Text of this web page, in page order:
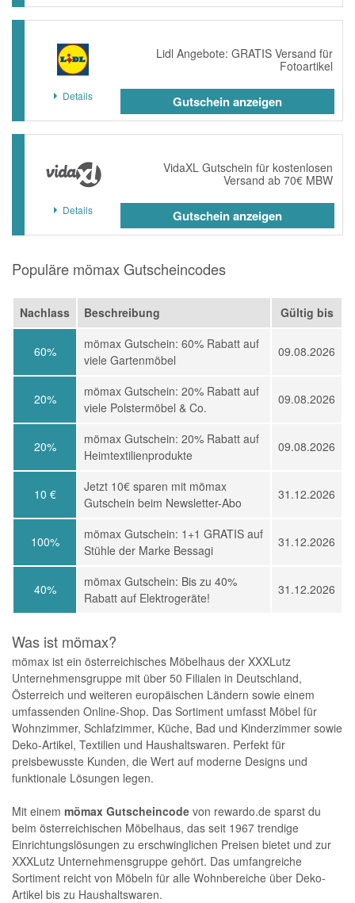
Lidl Angebote: GRATIS Versand für
Fotoartikel
Details Gutschein anzeigen
VidaXL Gutschein für kostenlosen
Versand ab 70€ MBW
Details Gutschein anzeigen
Populäre mömax Gutscheincodes
Nachlass Beschreibung Gültig bis
60%
mömax Gutschein: 60% Rabatt auf
viele Gartenmöbel
09.08.2026
20%
mömax Gutschein: 20% Rabatt auf
viele Polstermöbel & Co.
09.08.2026
20%
mömax Gutschein: 20% Rabatt auf
Heimtextilienprodukte
09.08.2026
10 €
Jetzt 10€ sparen mit mömax
Gutschein beim Newsletter-Abo
31.12.2026
100%
mömax Gutschein: 1+1 GRATIS auf
Stühle der Marke Bessagi
31.12.2026
40%
mömax Gutschein: Bis zu 40%
Rabatt auf Elektrogeräte!
31.12.2026
Was ist mömax?
mömax ist ein österreichisches Möbelhaus der XXXLutz
Unternehmensgruppe mit über 50 Filialen in Deutschland,
Österreich und weiteren europäischen Ländern sowie einem
umfassenden Online-Shop. Das Sortiment umfasst Möbel für
Wohnzimmer, Schlafzimmer, Küche, Bad und Kinderzimmer sowie
Deko-Artikel, Textilien und Haushaltswaren. Perfekt für
preisbewusste Kunden, die Wert auf moderne Designs und
funktionale Lösungen legen.
Mit einem mömax Gutscheincode von rewardo.de sparst du
beim österreichischen Möbelhaus, das seit 1967 trendige
Einrichtungslösungen zu erschwinglichen Preisen bietet und zur
XXXLutz Unternehmensgruppe gehört. Das umfangreiche
Sortiment reicht von Möbeln für alle Wohnbereiche über Deko-
Artikel bis zu Haushaltswaren.